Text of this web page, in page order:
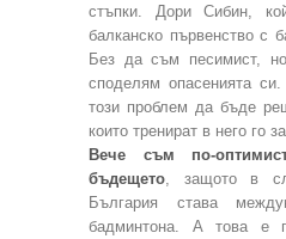
стъпки. Дори Сибин,
балканско първенство с
Без да съм песимист,
споделям опасенията
този проблем да бъде
които тренират в него го
Вече съм по-
бъдещето , защото в
България става
бадминтона. А това е